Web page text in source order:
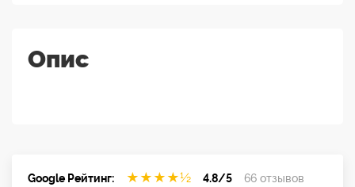
Опис
Google Рейтинг: ★ ★ ★ ★½ 4.8/5 66 отзывов